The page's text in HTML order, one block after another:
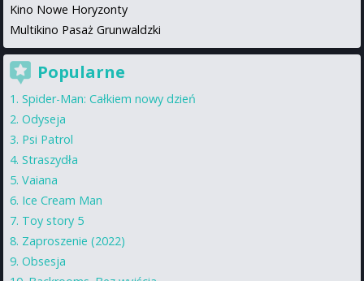
Kino Nowe Horyzonty
Multikino Pasaż Grunwaldzki
Popularne
Spider-Man: Całkiem nowy dzień
Odyseja
Psi Patrol
Straszydła
Vaiana
Ice Cream Man
Toy story 5
Zaproszenie (2022)
Obsesja